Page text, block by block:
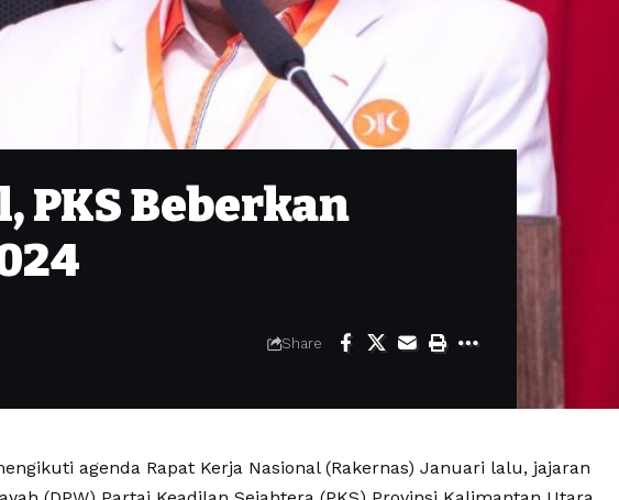
PKS Beberkan
Share
agenda Rapat Kerja Nasional (Rakernas) Januari lalu, jajaran